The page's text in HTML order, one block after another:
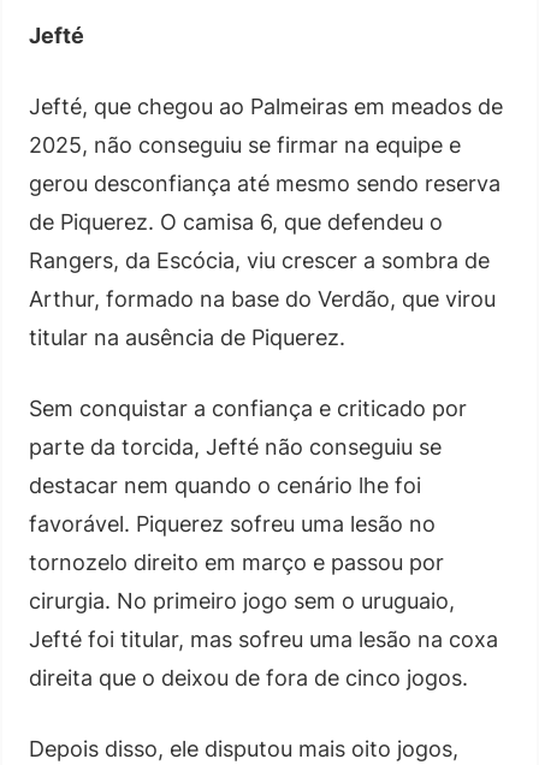
Jefté
Jefté, que chegou ao Palmeiras em meados de
2025, não conseguiu se firmar na equipe e
gerou desconfiança até mesmo sendo reserva
de Piquerez. O camisa 6, que defendeu o
Rangers, da Escócia, viu crescer a sombra de
Arthur, formado na base do Verdão, que virou
titular na ausência de Piquerez.
Sem conquistar a confiança e criticado por
parte da torcida, Jefté não conseguiu se
destacar nem quando o cenário lhe foi
favorável. Piquerez sofreu uma lesão no
tornozelo direito em março e passou por
cirurgia. No primeiro jogo sem o uruguaio,
Jefté foi titular, mas sofreu uma lesão na coxa
direita que o deixou de fora de cinco jogos.
Depois disso, ele disputou mais oito jogos,